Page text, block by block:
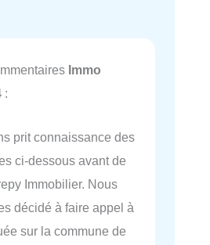
Immo
:
prit connaissance des
ci-dessous avant de
Immobilier. Nous
décidé à faire appel à
sur la commune de